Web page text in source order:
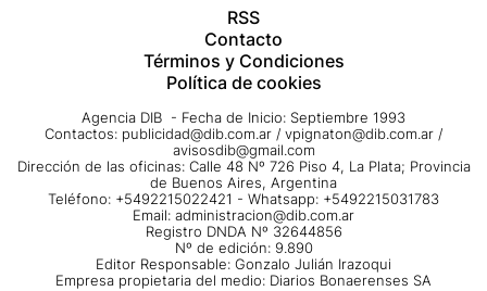
RSS
Contacto
Términos y Condiciones
Política de cookies
Agencia DIB - Fecha de Inicio: Septiembre 1993
Contactos: publicidad@dib.com.ar / vpignaton@dib.com.ar /
avisosdib@gmail.com
Dirección de las oficinas: Calle 48 Nº 726 Piso 4, La Plata; Provincia
de Buenos Aires, Argentina
Teléfono: +5492215022421 - Whatsapp: +5492215031783
Email: administracion@dib.com.ar
Registro DNDA Nº 32644856
Nº de edición: 9.890
Editor Responsable: Gonzalo Julián Irazoqui
Empresa propietaria del medio: Diarios Bonaerenses SA